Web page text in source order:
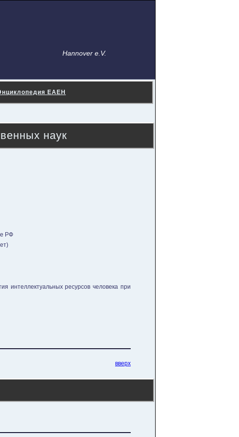
Hannover e.V.
ЕАЕН
наук
РФ
интеллектуальных ресурсов человека при
вверх